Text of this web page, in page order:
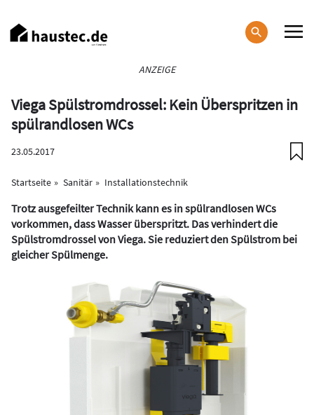
zum
Inhalt
ANZEIGE
Viega Spülstromdrossel: Kein Überspritzen in
spülrandlosen WCs
23.05.2017
Startseite Sanitär Installationstechnik
Trotz ausgefeilter Technik kann es in spülrandlosen WCs
vorkommen, dass Wasser überspritzt. Das verhindert die
Spülstromdrossel von Viega. Sie reduziert den Spülstrom bei
gleicher Spülmenge.